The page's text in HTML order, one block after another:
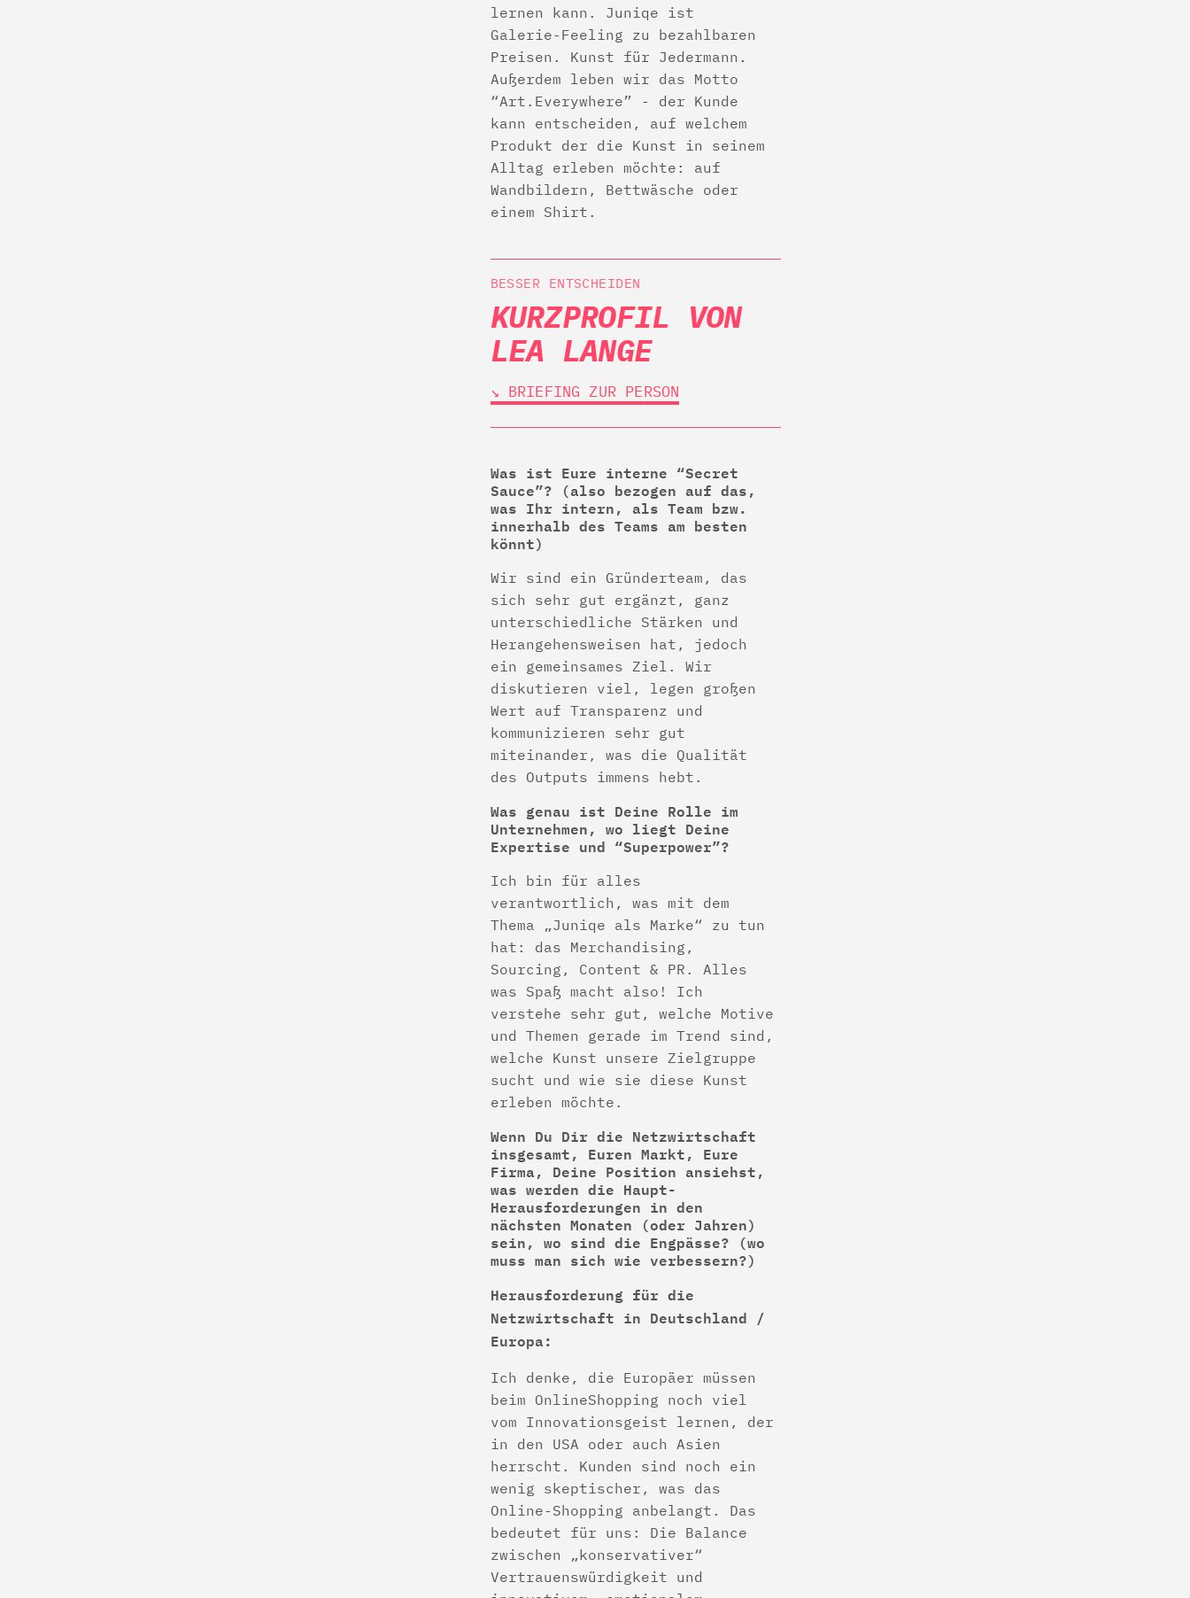
lernen kann. Juniqe ist
Galerie-­Feeling zu bezahlbaren
Preisen. Kunst für Jedermann.
Außerdem leben wir das Motto
“Art.Everywhere” -­ der Kunde
kann entscheiden, auf welchem
Produkt der die Kunst in seinem
Alltag erleben möchte: auf
Wandbildern, Bettwäsche oder
einem Shirt.
BESSER ENTSCHEIDEN
KURZPROFIL VON
LEA LANGE
↘︎ BRIEFING ZUR PERSON
Was ist Eure interne “Secret
Sauce”? (also bezogen auf das,
was Ihr intern, als Team bzw.
innerhalb des Teams am besten
könnt)
Wir sind ein Gründerteam, das
sich sehr gut ergänzt, ganz
unterschiedliche Stärken und
Herangehensweisen hat, jedoch
ein gemeinsames Ziel. Wir
diskutieren viel, legen großen
Wert auf Transparenz und
kommunizieren sehr gut
miteinander, was die Qualität
des Outputs immens hebt.
Was genau ist Deine Rolle im
Unternehmen, wo liegt Deine
Expertise und “Superpower”?
Ich bin für alles
verantwortlich, was mit dem
Thema „Juniqe als Marke“ zu tun
hat: das Merchandising,
Sourcing, Content & PR. Alles
was Spaß macht also! Ich
verstehe sehr gut, welche Motive
und Themen gerade im Trend sind,
welche Kunst unsere Zielgruppe
sucht und wie sie diese Kunst
erleben möchte.
Wenn Du Dir die Netzwirtschaft
insgesamt, Euren Markt, Eure
Firma, Deine Position ansiehst,
was werden die Haupt­
Herausforderungen in den
nächsten Monaten (oder Jahren)
sein, wo sind die Engpässe? (wo
muss man sich wie verbessern?)
Herausforderung für die
Netzwirtschaft in Deutschland /
Europa:
Ich denke, die Europäer müssen
beim Online­Shopping noch viel
vom Innovationsgeist lernen, der
in den USA oder auch Asien
herrscht. Kunden sind noch ein
wenig skeptischer, was das
Online-­Shopping anbelangt. Das
bedeutet für uns: Die Balance
zwischen „konservativer“
Vertrauenswürdigkeit und